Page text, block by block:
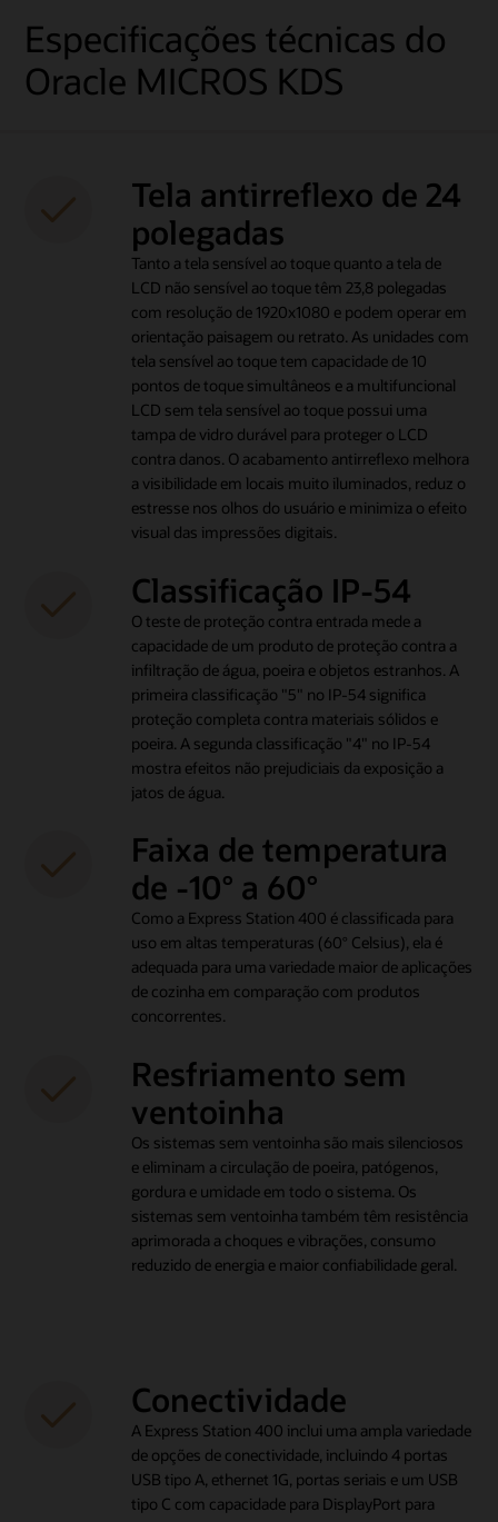
Especificações técnicas do
Oracle MICROS KDS
Tela antirreflexo de 24
polegadas
Tanto a tela sensível ao toque quanto a tela de
LCD não sensível ao toque têm 23,8 polegadas
com resolução de 1920x1080 e podem operar em
orientação paisagem ou retrato. As unidades com
tela sensível ao toque tem capacidade de 10
pontos de toque simultâneos e a multifuncional
LCD sem tela sensível ao toque possui uma
tampa de vidro durável para proteger o LCD
contra danos. O acabamento antirreflexo melhora
a visibilidade em locais muito iluminados, reduz o
estresse nos olhos do usuário e minimiza o efeito
visual das impressões digitais.
Classificação IP-54
O teste de proteção contra entrada mede a
capacidade de um produto de proteção contra a
infiltração de água, poeira e objetos estranhos. A
primeira classificação "5" no IP-54 significa
proteção completa contra materiais sólidos e
poeira. A segunda classificação "4" no IP-54
mostra efeitos não prejudiciais da exposição a
jatos de água.
Faixa de temperatura
de -10° a 60°
Como a Express Station 400 é classificada para
uso em altas temperaturas (60° Celsius), ela é
adequada para uma variedade maior de aplicações
de cozinha em comparação com produtos
concorrentes.
Resfriamento sem
ventoinha
Os sistemas sem ventoinha são mais silenciosos
e eliminam a circulação de poeira, patógenos,
gordura e umidade em todo o sistema. Os
sistemas sem ventoinha também têm resistência
aprimorada a choques e vibrações, consumo
reduzido de energia e maior confiabilidade geral.
Conectividade
A Express Station 400 inclui uma ampla variedade
de opções de conectividade, incluindo 4 portas
USB tipo A, ethernet 1G, portas seriais e um USB
tipo C com capacidade para DisplayPort para